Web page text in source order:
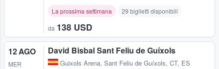
La prossima settimana 29 biglietti disponibili
da 138 USD
12 AGO
MER
David Bisbal Sant Feliu de Guíxols
Guixols Arena, Sant Feliu de Guíxols, CT, ES